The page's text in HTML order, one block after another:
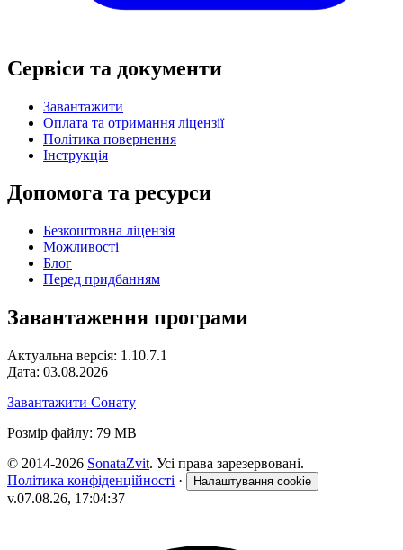
Сервіси та документи
Завантажити
Оплата та отримання ліцензії
Політика повернення
Інструкція
Допомога та ресурси
Безкоштовна ліцензія
Можливості
Блог
Перед придбанням
Завантаження програми
Актуальна версія: 1.10.7.1
Дата: 03.08.2026
Завантажити Сонату
Розмір файлу: 79 MB
© 2014-2026 SonataZvit. Усі права зарезервовані.
Політика конфіденційності · Налаштування cookie
v.07.08.26, 17:04:37